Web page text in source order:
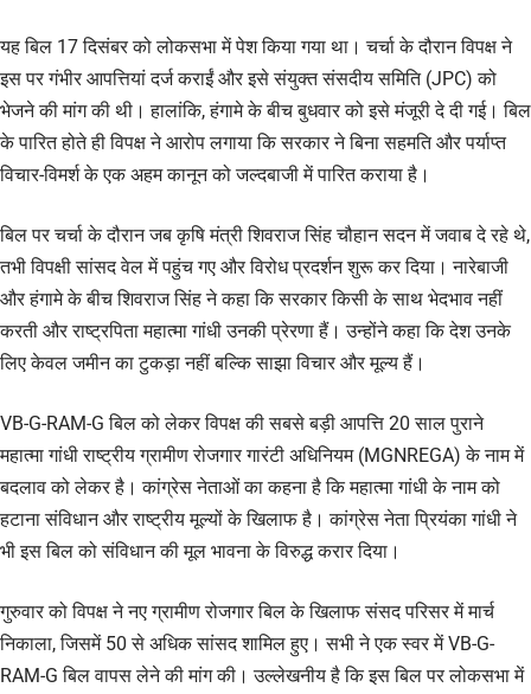
यह बिल 17 दिसंबर को लोकसभा में पेश किया गया था। चर्चा के दौरान विपक्ष ने
इस पर गंभीर आपत्तियां दर्ज कराईं और इसे संयुक्त संसदीय समिति (JPC) को
भेजने की मांग की थी। हालांकि, हंगामे के बीच बुधवार को इसे मंजूरी दे दी गई। बिल
के पारित होते ही विपक्ष ने आरोप लगाया कि सरकार ने बिना सहमति और पर्याप्त
विचार-विमर्श के एक अहम कानून को जल्दबाजी में पारित कराया है।
बिल पर चर्चा के दौरान जब कृषि मंत्री शिवराज सिंह चौहान सदन में जवाब दे रहे थे,
तभी विपक्षी सांसद वेल में पहुंच गए और विरोध प्रदर्शन शुरू कर दिया। नारेबाजी
और हंगामे के बीच शिवराज सिंह ने कहा कि सरकार किसी के साथ भेदभाव नहीं
करती और राष्ट्रपिता महात्मा गांधी उनकी प्रेरणा हैं। उन्होंने कहा कि देश उनके
लिए केवल जमीन का टुकड़ा नहीं बल्कि साझा विचार और मूल्य हैं।
VB-G-RAM-G बिल को लेकर विपक्ष की सबसे बड़ी आपत्ति 20 साल पुराने
महात्मा गांधी राष्ट्रीय ग्रामीण रोजगार गारंटी अधिनियम (MGNREGA) के नाम में
बदलाव को लेकर है। कांग्रेस नेताओं का कहना है कि महात्मा गांधी के नाम को
हटाना संविधान और राष्ट्रीय मूल्यों के खिलाफ है। कांग्रेस नेता प्रियंका गांधी ने
भी इस बिल को संविधान की मूल भावना के विरुद्ध करार दिया।
गुरुवार को विपक्ष ने नए ग्रामीण रोजगार बिल के खिलाफ संसद परिसर में मार्च
निकाला, जिसमें 50 से अधिक सांसद शामिल हुए। सभी ने एक स्वर में VB-G-
RAM-G बिल वापस लेने की मांग की। उल्लेखनीय है कि इस बिल पर लोकसभा में